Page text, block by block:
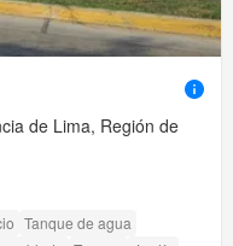
de Lima, Región de
Tanque de agua